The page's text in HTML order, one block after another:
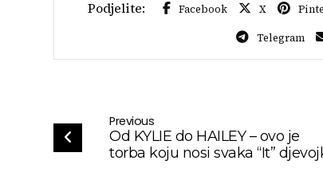
Facebook X
Telegram
Previous
Od KYLIE do HAILEY – ovo je
torba koju nosi svaka “It”